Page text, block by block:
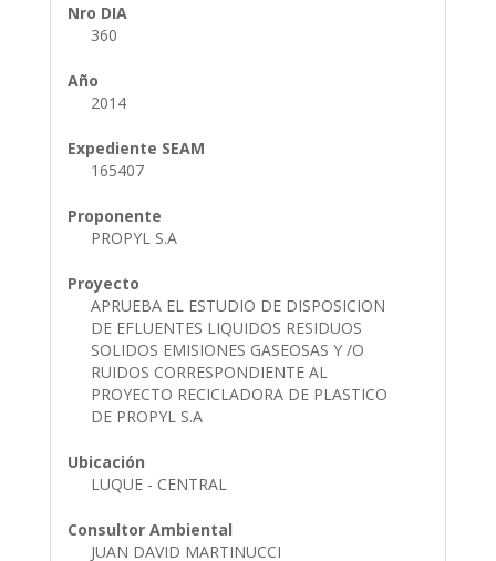
Nro DIA
360
Año
2014
Expediente SEAM
165407
Proponente
PROPYL S.A
Proyecto
APRUEBA EL ESTUDIO DE DISPOSICION
DE EFLUENTES LIQUIDOS RESIDUOS
SOLIDOS EMISIONES GASEOSAS Y /O
RUIDOS CORRESPONDIENTE AL
PROYECTO RECICLADORA DE PLASTICO
DE PROPYL S.A
Ubicación
LUQUE - CENTRAL
Consultor Ambiental
JUAN DAVID MARTINUCCI